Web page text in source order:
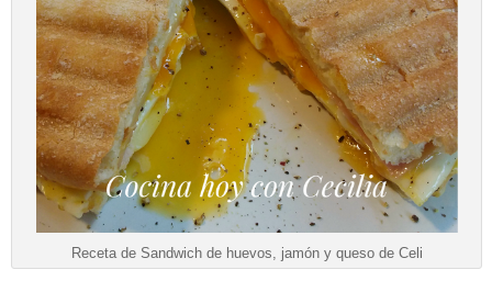
Receta de Sandwich de huevos, jamón y queso de Celi